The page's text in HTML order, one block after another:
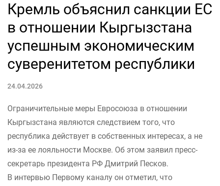
Кремль объяснил санкции ЕС
в отношении Кыргызстана
успешным экономическим
суверенитетом республики
24.04.2026
Ограничительные меры Евросоюза в отношении
Кыргызстана являются следствием того, что
республика действует в собственных интересах, а не
из-за ее лояльности Москве. Об этом заявил пресс-
секретарь президента РФ Дмитрий Песков.
В интервью Первому каналу он отметил, что